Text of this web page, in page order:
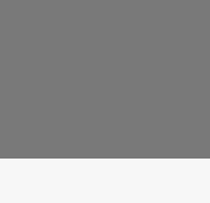
Werkzeugkapazität.